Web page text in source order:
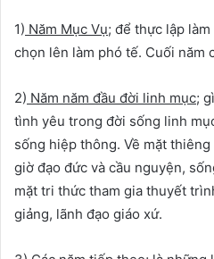
1) Năm Mục Vụ; để thực lập
chọn lên làm phó tế. Cuối năm
2) Năm năm đầu đời linh mục;
tình yêu trong đời sống linh
sống hiệp thông. Về mặt
giờ đạo đức và cầu nguyện,
mặt tri thức tham gia thuyết
giảng, lãnh đạo giáo xứ.